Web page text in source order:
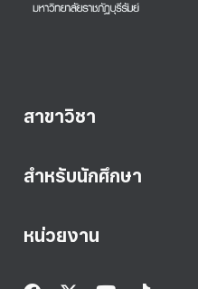
สาขาวิชา
สำหรับนักศึกษา
หน่วยงาน